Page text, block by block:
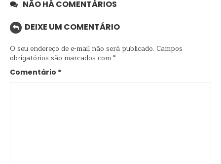
NÃO HÁ COMENTÁRIOS
DEIXE UM COMENTÁRIO
O seu endereço de e-mail não será publicado. Campos
obrigatórios são marcados com*
Comentário *